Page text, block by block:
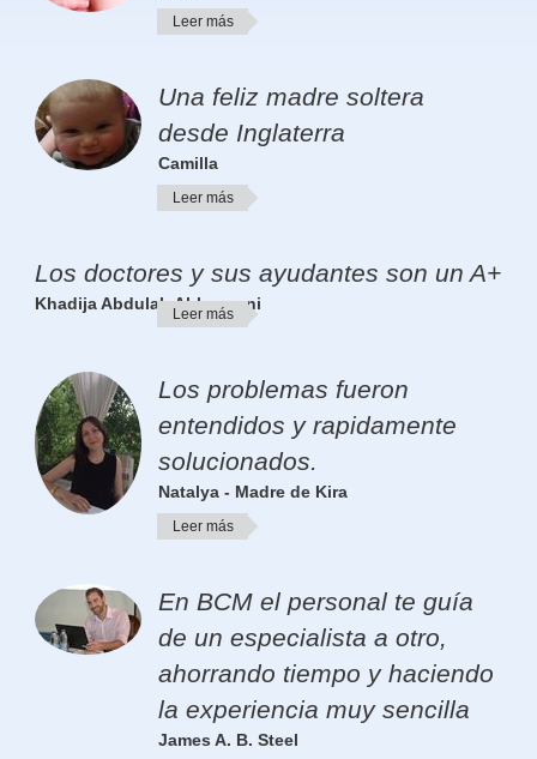
Leer más
Una feliz madre soltera
desde Inglaterra
Camilla
Leer más
Los doctores y sus ayudantes son un A+
Khadija Abdulah Al-barwani
Leer más
Los problemas fueron
entendidos y rapidamente
solucionados.
Natalya - Madre de Kira
Leer más
En BCM el personal te guía
de un especialista a otro,
ahorrando tiempo y haciendo
la experiencia muy sencilla
James A. B. Steel